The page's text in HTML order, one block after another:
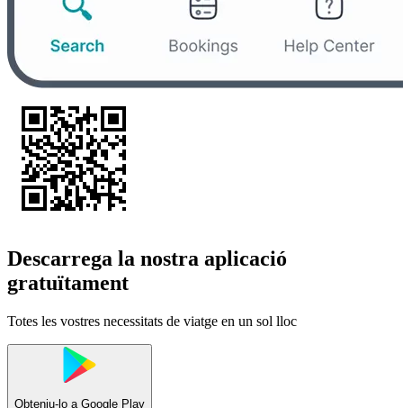
Descarrega la nostra aplicació
gratuïtament
Totes les vostres necessitats de viatge en un sol lloc
Obteniu-lo a Google Play